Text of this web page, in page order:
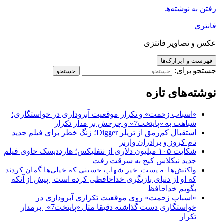
رفتن به نوشته‌ها
فانتزی
عکس و تصاویر فانتزی
فهرست و ابزارک‌ها
جستجو برای:
نوشته‌های تازه
«اسباب زحمت» و تکرار موقعیت آبروداری در خواستگاری؛
شباهت به «پایتخت7» و چرخش بر مدار تکرار
استقبال کم‌رمق از تریلر Digger؛ زنگ خطر برای فیلم جدید
تام کروز و برادران وارنر
شکایت ۱۰۵ میلیون دلاری از نتفلیکس؛ هارددیسک حاوی فیلم
جدید نیکلاس کیج به سرقت رفت
واکنش‌ها به پست اخیر شهاب حسینی که خیلی‌ها گمان کردند
که او از دنیای بازیگری خداحافظی کرده است | پیش از آنکه
بگویم خداحافظ
«اسباب زحمت» روی موقعیت تکراری آبروداری در
خواستگاری دست گذاشته دقیقا مثل «پایتخت7» | برمدار
تکرار